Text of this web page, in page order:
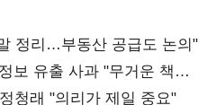
정리…부동산 공급도 논의"
보 유출 사과 "무거운 책임
청래 "의리가 제일 중요"